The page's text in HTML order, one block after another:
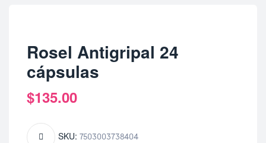
Rosel Antigripal 24
cápsulas
$135.00
SKU: 7503003738404